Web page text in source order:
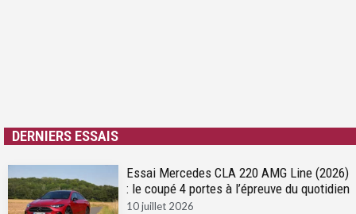
DERNIERS ESSAIS
Essai Mercedes CLA 220 AMG Line (2026)
: le coupé 4 portes à l’épreuve du quotidien
10 juillet 2026